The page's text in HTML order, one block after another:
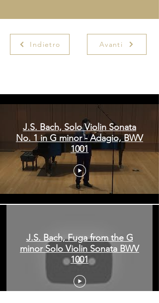
Indietro Avanti
J.S. Bach, Solo Violin Sonata
No. 1 in G minor - Adagio, BWV
1001
J.S. Bach, Fuga from the G
minor Solo Violin Sonata BWV
1001